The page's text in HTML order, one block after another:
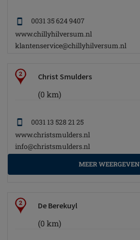
0031 35 624 9407
www.chillyhilversum.nl
klantenservice@chillyhilversum.nl
2 Christ Smulders
(0 km)
0031 13 528 21 25
www.christsmulders.nl
info@christsmulders.nl
MEER WEERGEVEN
2 De Berekuyl
(0 km)